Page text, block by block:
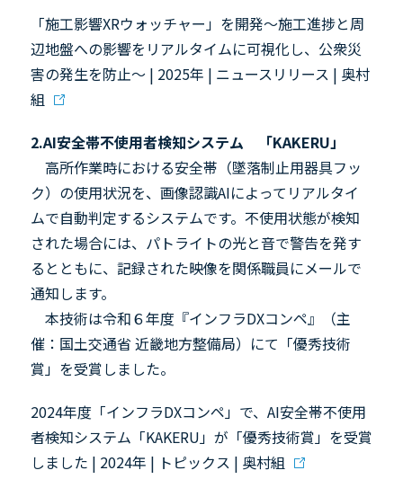
「施工影響XRウォッチャー」を開発～施工進捗と周
辺地盤への影響をリアルタイムに可視化し、公衆災
害の発生を防止～ | 2025年 | ニュースリリース | 奥村
組
2.AI安全帯不使用者検知システム 「KAKERU」
高所作業時における安全帯（墜落制止用器具フッ
ク）の使用状況を、画像認識AIによってリアルタイ
ムで自動判定するシステムです。不使用状態が検知
された場合には、パトライトの光と音で警告を発す
るとともに、記録された映像を関係職員にメールで
通知します。
本技術は令和６年度『インフラDXコンペ』（主
催：国土交通省 近畿地方整備局）にて「優秀技術
賞」を受賞しました。
2024年度「インフラDXコンペ」で、AI安全帯不使用
者検知システム「KAKERU」が「優秀技術賞」を受賞
しました | 2024年 | トピックス | 奥村組